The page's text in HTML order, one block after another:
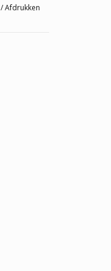
/Afdrukken